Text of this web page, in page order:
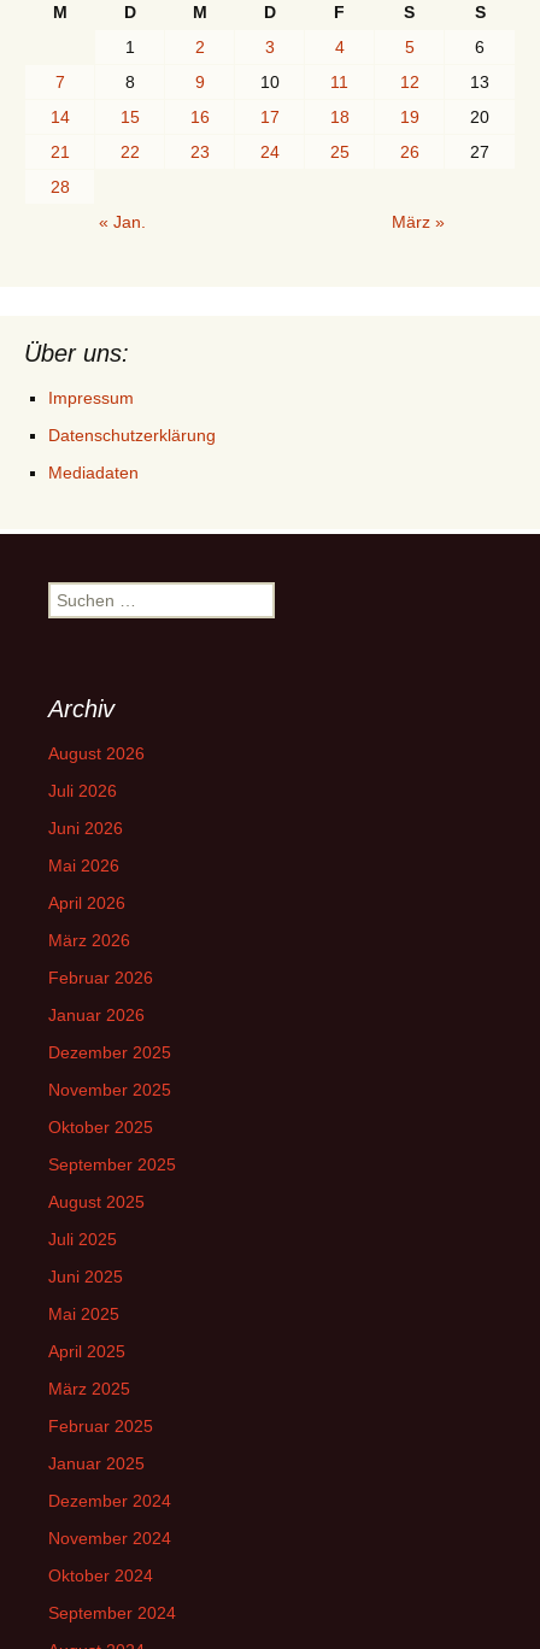
M
D M D F S
S
1
2 3 4 5
6
7
8 9 10 11 12
13
14
15 16 17 18 19
20
21
22 23 24 25 26
27
28
« Jan.
März »
Über uns:
Impressum
Datenschutzerklärung
Mediadaten
Suchen
nach:
Archiv
August 2026
Juli 2026
Juni 2026
Mai 2026
April 2026
März 2026
Februar 2026
Januar 2026
Dezember 2025
November 2025
Oktober 2025
September 2025
August 2025
Juli 2025
Juni 2025
Mai 2025
April 2025
März 2025
Februar 2025
Januar 2025
Dezember 2024
November 2024
Oktober 2024
September 2024